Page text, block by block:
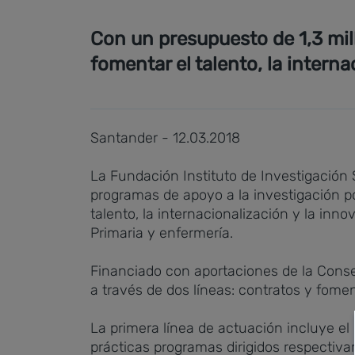
Con un presupuesto de 1,3
fomentar el talento, la
Santander - 12.03.2018
La Fundación Instituto de Investigación
programas de apoyo a la investigación
talento, la internacionalización y la
Primaria y enfermería.
Financiado con aportaciones de la
a través de dos líneas: contratos y
La primera línea de actuación incluye
prácticas programas dirigidos